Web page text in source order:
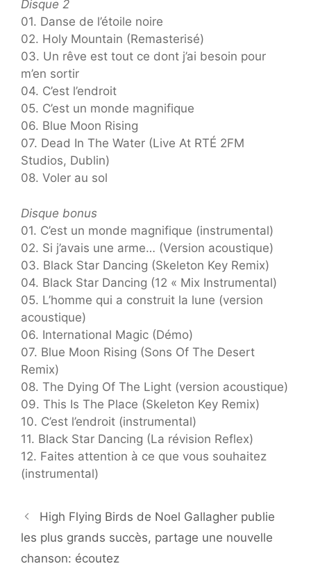
Disque 2
01. Danse de l’étoile noire
02. Holy Mountain (Remasterisé)
03. Un rêve est tout ce dont j’ai besoin pour
m’en sortir
04. C’est l’endroit
05. C’est un monde magnifique
06. Blue Moon Rising
07. Dead In The Water (Live At RTÉ 2FM
Studios, Dublin)
08. Voler au sol
Disque bonus
01. C’est un monde magnifique (instrumental)
02. Si j’avais une arme… (Version acoustique)
03. Black Star Dancing (Skeleton Key Remix)
04. Black Star Dancing (12 « Mix Instrumental)
05. L’homme qui a construit la lune (version
acoustique)
06. International Magic (Démo)
07. Blue Moon Rising (Sons Of The Desert
Remix)
08. The Dying Of The Light (version acoustique)
09. This Is The Place (Skeleton Key Remix)
10. C’est l’endroit (instrumental)
11. Black Star Dancing (La révision Reflex)
12. Faites attention à ce que vous souhaitez
(instrumental)
High Flying Birds de Noel Gallagher publie
les plus grands succès, partage une nouvelle
chanson: écoutez